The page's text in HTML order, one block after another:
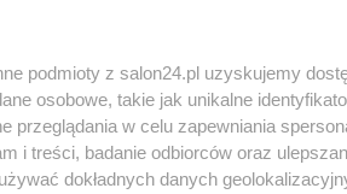
« WRÓĆ DO NOTKI
podmioty z salon24.pl uzyskujemy
osobowe, takie jak unikalne
przeglądania w celu zapewniania
i treści, badanie odbiorców oraz
dokładnych danych